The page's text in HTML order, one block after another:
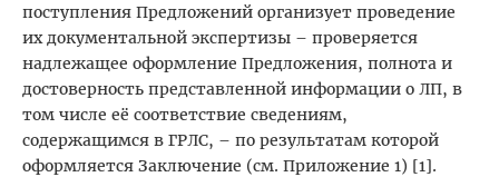
поступления Предложений организует проведение
их документальной экспертизы – проверяется
надлежащее оформление Предложения, полнота и
достоверность представленной информации о ЛП, в
том числе её соответствие сведениям,
содержащимся в ГРЛС, – по результатам которой
оформляется Заключение (см. Приложение 1) [1].